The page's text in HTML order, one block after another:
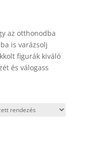
az otthonodba
is varázsolj
figurák kiváló
és válogass